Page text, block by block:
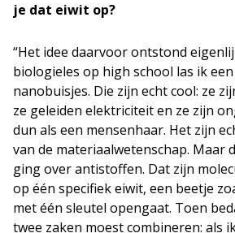
je dat eiwit op?
“Het idee daarvoor ontstond
biologieles op high school las ik
nanobuisjes. Die zijn echt cool: ze
ze geleiden elektriciteit en ze zijn
dun als een mensenhaar. Het zijn
van de materiaalwetenschap. Maar
ging over antistoffen. Dat zijn
op één specifiek eiwit, een beetje
met één sleutel opengaat. Toen
twee zaken moest combineren: als